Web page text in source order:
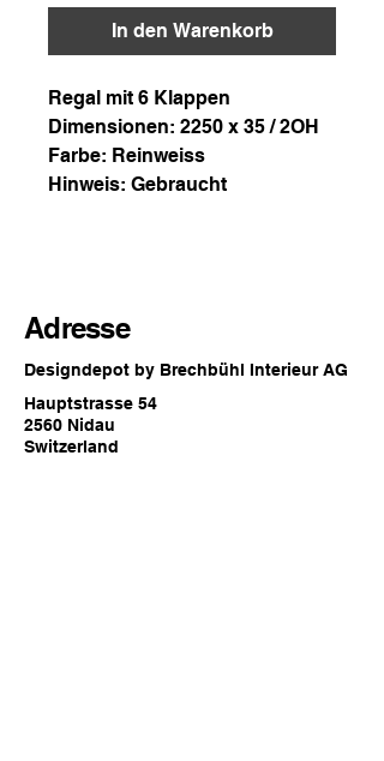
In den Warenkorb
Regal mit 6 Klappen
Dimensionen: 2250 x 35 / 2OH
Farbe: Reinweiss
Hinweis: Gebraucht
Adresse
Designdepot by Brechbühl Interieur AG
Hauptstrasse 54
2560 Nidau
Switzerland